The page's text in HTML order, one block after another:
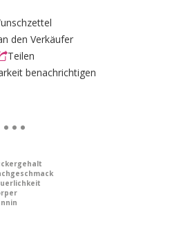
den Verkäufer
Teilen
benachrichtigen